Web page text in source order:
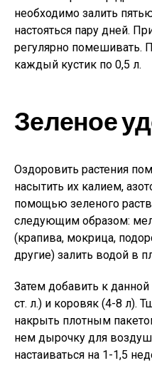
необходимо залить
настояться пару дней.
регулярно помешивать.
каждый кустик по 0,5 л.
Зеленое
Оздоровить растения
насытить их калием,
помощью зеленого
следующим образом:
(крапива, мокрица,
другие) залить водой в
Затем добавить к
ст. л.) и коровяк (4-8 л).
накрыть плотным
нем дырочку для
настаиваться на 1-1,5